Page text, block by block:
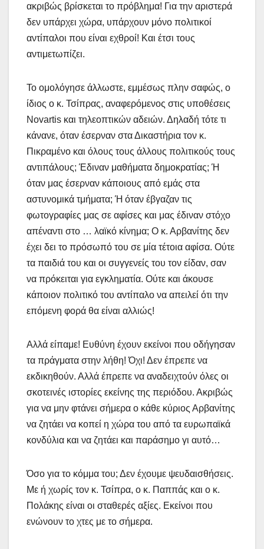
ακριβώς βρίσκεται το πρόβλημα! Για την αριστερά
δεν υπάρχει χώρα, υπάρχουν μόνο πολιτικοί
αντίπαλοι που είναι εχθροί! Και έτσι τους
αντιμετωπίζει.
Το ομολόγησε άλλωστε, εμμέσως πλην σαφώς, ο
ίδιος ο κ. Τσίπρας, αναφερόμενος στις υποθέσεις
Novartis και τηλεοπτικών αδειών. Δηλαδή τότε τι
κάνανε, όταν έσερναν στα Δικαστήρια τον κ.
Πικραμένο και όλους τους άλλους πολιτικούς τους
αντιπάλους; Έδιναν μαθήματα δημοκρατίας; Ή
όταν μας έσερναν κάποιους από εμάς στα
αστυνομικά τμήματα; Ή όταν έβγαζαν τις
φωτογραφίες μας σε αφίσες και μας έδιναν στόχο
απέναντι στο … λαϊκό κίνημα; Ο κ. Αρβανίτης δεν
έχει δει το πρόσωπό του σε μία τέτοια αφίσα. Ούτε
τα παιδιά του και οι συγγενείς του τον είδαν, σαν
να πρόκειται για εγκληματία. Ούτε και άκουσε
κάποιον πολιτικό του αντίπαλο να απειλεί ότι την
επόμενη φορά θα είναι αλλιώς!
Αλλά είπαμε! Ευθύνη έχουν εκείνοι που οδήγησαν
τα πράγματα στην λήθη! Όχι! Δεν έπρεπε να
εκδικηθούν. Αλλά έπρεπε να αναδειχτούν όλες οι
σκοτεινές ιστορίες εκείνης της περιόδου. Ακριβώς
για να μην φτάνει σήμερα ο κάθε κύριος Αρβανίτης
να ζητάει να κοπεί η χώρα του από τα ευρωπαϊκά
κονδύλια και να ζητάει και παράσημο γι αυτό…
Όσο για το κόμμα του; Δεν έχουμε ψευδαισθήσεις.
Με ή χωρίς τον κ. Τσίπρα, ο κ. Παππάς και ο κ.
Πολάκης είναι οι σταθερές αξίες. Εκείνοι που
ενώνουν το χτες με το σήμερα.